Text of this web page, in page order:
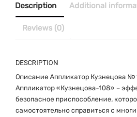
Description Additional
Reviews (0)
DESCRIPTION
Описание Аппликатор Кузнецова №
Аппликатор «Кузнецова-108» –
безопасное приспособление,
самостоятельно справиться с